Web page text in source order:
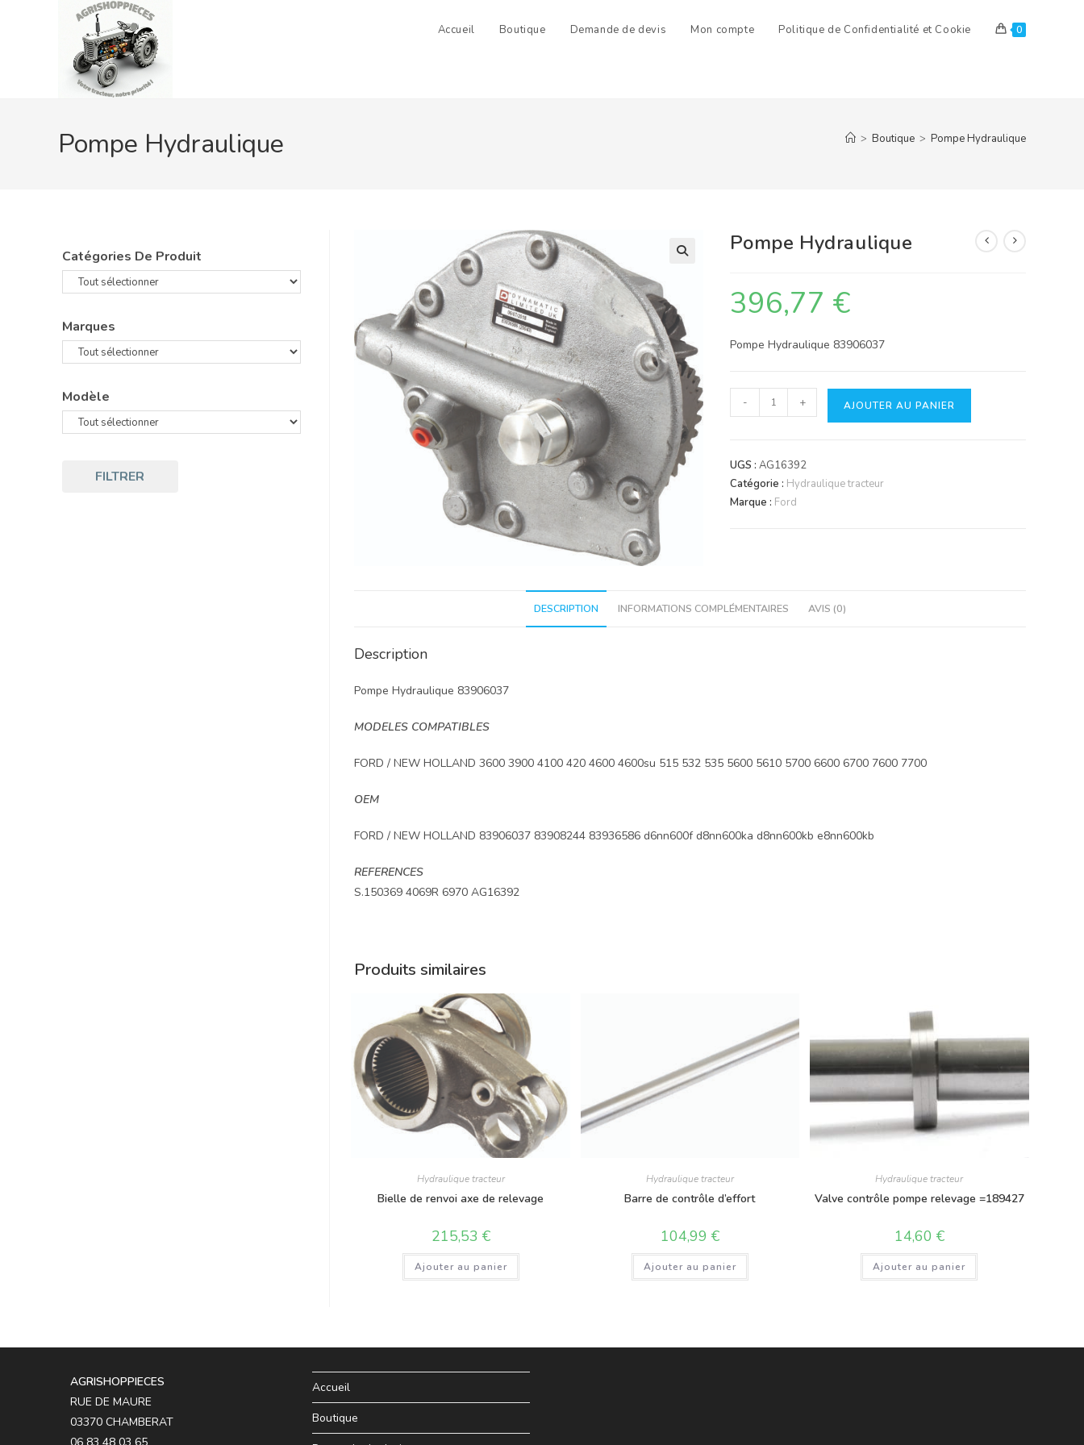
Accueil Boutique Demande de devis Mon compte Politique de Confidentialité et Cookie 0
Pompe Hydraulique > Boutique > Pompe Hydraulique
Pompe Hydraulique
396,77 €
Pompe Hydraulique 83906037
quantité
de
Hydraulique
- + AJOUTER AU PANIER
UGS :AG16392
Catégorie : Hydraulique tracteur
Marque : Ford
DESCRIPTION INFORMATIONS COMPLÉMENTAIRES AVIS (0)
Description
Pompe Hydraulique 83906037
MODELES COMPATIBLES
FORD / NEW HOLLAND 3600 3900 4100 420 4600 4600su 515 532 535 5600 5610 5700 6600 6700 7600 7700
OEM
FORD / NEW HOLLAND 83906037 83908244 83936586 d6nn600f d8nn600ka d8nn600kb e8nn600kb
REFERENCES
S.150369 4069R 6970 AG16392
Produits similaires
Hydraulique tracteur
Bielle de renvoi axe de relevage
215,53 €
Ajouter au panier
Hydraulique tracteur
Barre de contrôle d’effort
104,99 €
Ajouter au panier
Hydraulique tracteur
Valve contrôle pompe relevage =189427
14,60 €
Ajouter au panier
Catégories De Produit
Marques
Modèle
FILTRER
AGRISHOPPIECES
RUE DE MAURE
03370 CHAMBERAT
06 83 48 03 65
Accueil
Boutique